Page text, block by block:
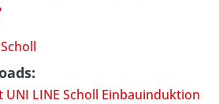
LINE Scholl Einbauinduktion